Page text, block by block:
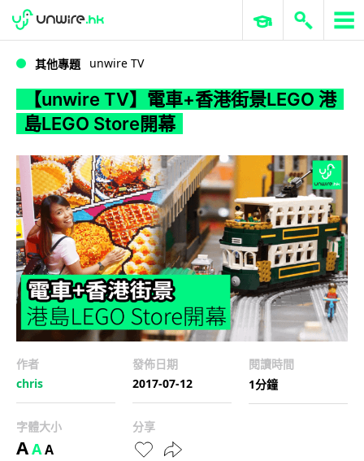
WWDC 2026 ERP 與商業 AI
其他專題 unwire TV
【unwire TV】電車+香港街景LEGO 港
島LEGO Store開幕
作者
chris
發佈日期
2017-07-12
閱讀時間
1分鐘
字體大小
AAA
分享